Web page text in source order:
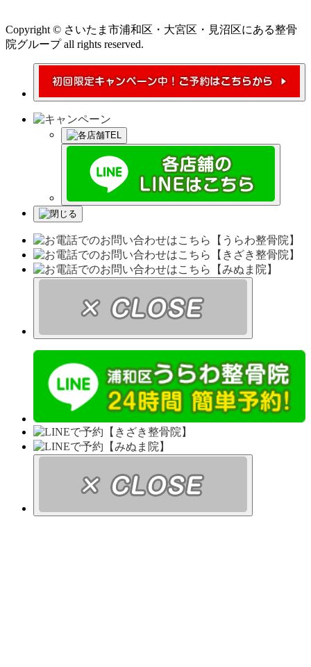
Copyright © さいたま市浦和区・大宮区・見沼区にある整骨
院グループ all rights reserved.